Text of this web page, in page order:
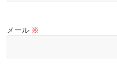
メール ※